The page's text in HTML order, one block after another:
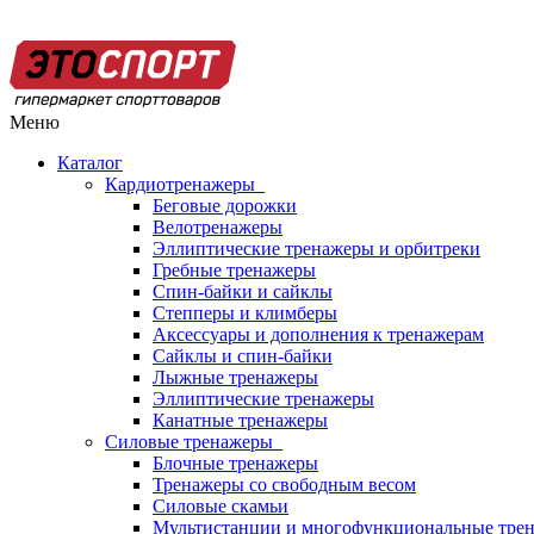
Меню
Каталог
Кардиотренажеры
Беговые дорожки
Велотренажеры
Эллиптические тренажеры и орбитреки
Гребные тренажеры
Спин-байки и сайклы
Степперы и климберы
Аксессуары и дополнения к тренажерам
Сайклы и спин-байки
Лыжные тренажеры
Эллиптические тренажеры
Канатные тренажеры
Силовые тренажеры
Блочные тренажеры
Тренажеры со свободным весом
Силовые скамьи
Мультистанции и многофункциональные